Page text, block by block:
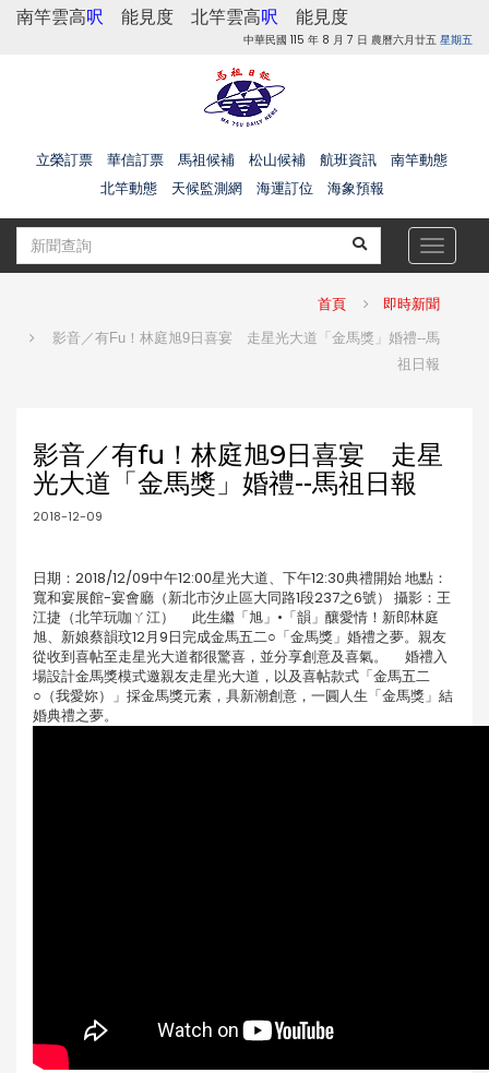
南竿雲高呎 能見度 北竿雲高呎 能見度
中華民國 115 年 8 月 7 日 農曆六月廿五 星期五
立榮訂票 華信訂票 馬祖候補 松山候補 航班資訊
南竿動態
北竿動態
天候監測網 海運訂位 海象預報
Toggle
首頁 即時新聞
影音／有fu！林庭旭9日喜宴 走星光大道「金馬獎」婚禮--馬
祖日報
影音／有fu！林庭旭9日喜宴 走星
光大道「金馬獎」婚禮--馬祖日報
2018-12-09
日期：2018/12/09中午12:00星光大道、下午12:30典禮開始 地點：
寬和宴展館-宴會廳（新北市汐止區大同路1段237之6號） 攝影：王
江捷（北竿玩咖ㄚ江） 此生繼「旭」•「韻」釀愛情！新郎林庭
旭、新娘蔡韻玟12月9日完成金馬五二○「金馬獎」婚禮之夢。親友
從收到喜帖至走星光大道都很驚喜，並分享創意及喜氣。 婚禮入
場設計金馬獎模式邀親友走星光大道，以及喜帖款式「金馬五二
○（我愛妳）」採金馬獎元素，具新潮創意，一圓人生「金馬獎」結
婚典禮之夢。